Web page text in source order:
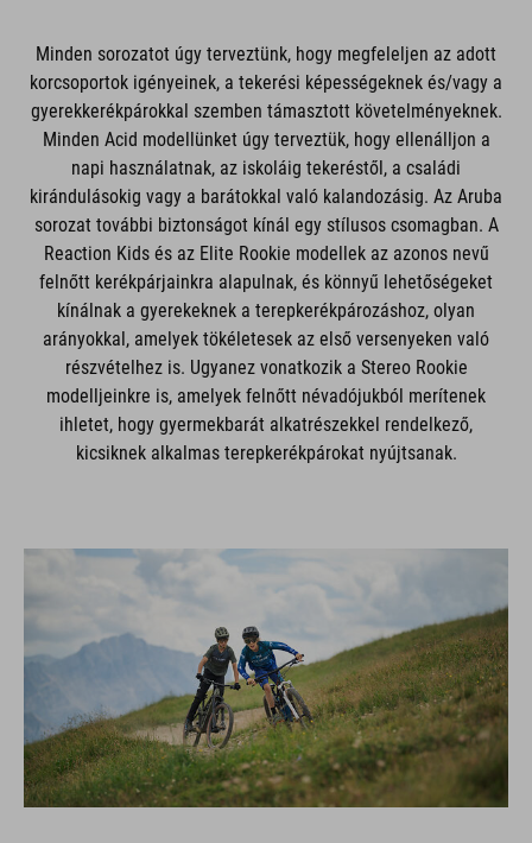
Minden sorozatot úgy terveztünk, hogy megfeleljen az adott
korcsoportok igényeinek, a tekerési képességeknek és/vagy a
gyerekkerékpárokkal szemben támasztott követelményeknek.
Minden Acid modellünket úgy terveztük, hogy ellenálljon a
napi használatnak, az iskoláig tekeréstől, a családi
kirándulásokig vagy a barátokkal való kalandozásig. Az Aruba
sorozat további biztonságot kínál egy stílusos csomagban. A
Reaction Kids és az Elite Rookie modellek az azonos nevű
felnőtt kerékpárjainkra alapulnak, és könnyű lehetőségeket
kínálnak a gyerekeknek a terepkerékpározáshoz, olyan
arányokkal, amelyek tökéletesek az első versenyeken való
részvételhez is. Ugyanez vonatkozik a Stereo Rookie
modelljeinkre is, amelyek felnőtt névadójukból merítenek
ihletet, hogy gyermekbarát alkatrészekkel rendelkező,
kicsiknek alkalmas terepkerékpárokat nyújtsanak.